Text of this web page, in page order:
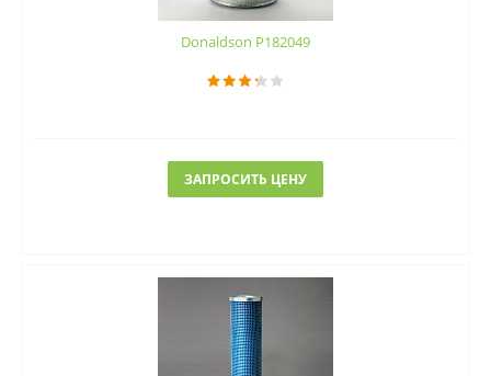
Donaldson P182049
ЗАПРОСИТЬ ЦЕНУ